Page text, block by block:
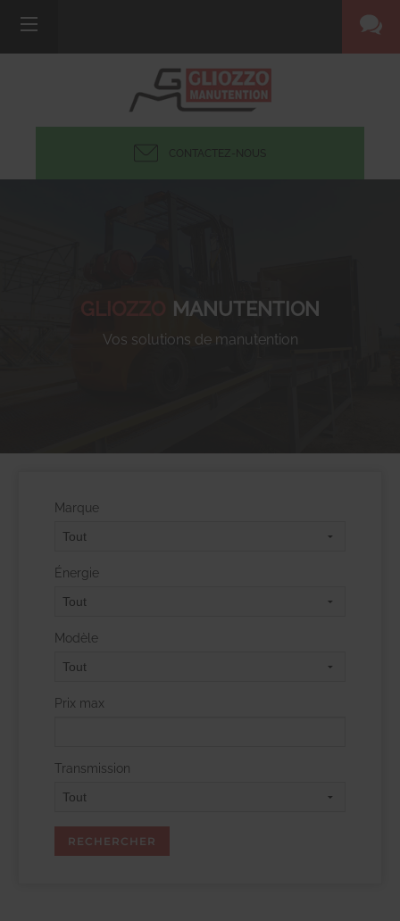
CONTACTEZ-NOUS
GLIOZZO MANUTENTION
Vos solutions de manutention
Marque
Énergie
Modèle
Prix max
Transmission